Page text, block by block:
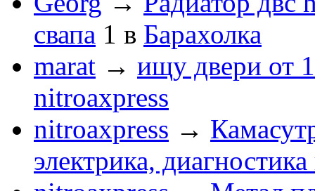
свапа 1 в Барахолка
marat → ищу двери от
nitroaxpress
nitroaxpress →
электрика,